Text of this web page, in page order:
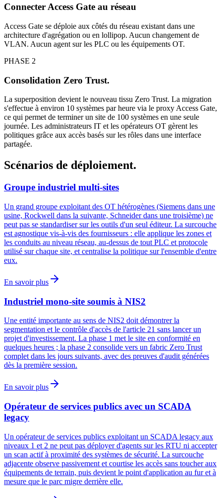
Connecter Access Gate au réseau
Access Gate se déploie aux côtés du réseau existant dans une
architecture d'agrégation ou en lollipop. Aucun changement de
VLAN. Aucun agent sur les PLC ou les équipements OT.
PHASE 2
Consolidation Zero Trust.
La superposition devient le nouveau tissu Zero Trust. La migration
s'effectue à environ 10 systèmes par heure via le proxy Access Gate,
ce qui permet de terminer un site de 100 systèmes en une seule
journée. Les administrateurs IT et les opérateurs OT gèrent les
politiques grâce aux accès basés sur les rôles dans une interface
partagée.
Scénarios de déploiement.
Groupe industriel multi-sites
Un grand groupe exploitant des OT hétérogènes (Siemens dans une
usine, Rockwell dans la suivante, Schneider dans une troisième) ne
peut pas se standardiser sur les outils d'un seul éditeur. La surcouche
est agnostique vis-à-vis des fournisseurs : elle applique les zones et
les conduits au niveau réseau, au-dessus de tout PLC et protocole
utilisé sur chaque site, et centralise la politique sur l'ensemble d'entre
eux.
En savoir plus
Industriel mono-site soumis à NIS2
Une entité importante au sens de NIS2 doit démontrer la
segmentation et le contrôle d'accès de l'article 21 sans lancer un
projet d'investissement. La phase 1 met le site en conformité en
quelques heures ; la phase 2 consolide vers un fabric Zero Trust
complet dans les jours suivants, avec des preuves d'audit générées
dès la première session.
En savoir plus
Opérateur de services publics avec un SCADA
legacy
Un opérateur de services publics exploitant un SCADA legacy aux
niveaux 1 et 2 ne peut pas déployer d'agents sur les RTU ni accepter
un scan actif à proximité des systèmes de sécurité. La surcouche
adjacente observe passivement et courtise les accès sans toucher aux
équipements de terrain, puis devient le point d'application au fur et à
mesure que le parc migre derrière elle.